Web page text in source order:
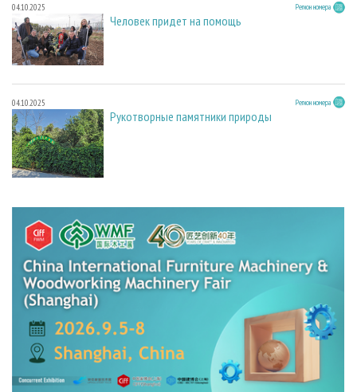
04.10.2025 Регион номера
Человек придет на помощь
04.10.2025 Регион номера
Рукотворные памятники природы